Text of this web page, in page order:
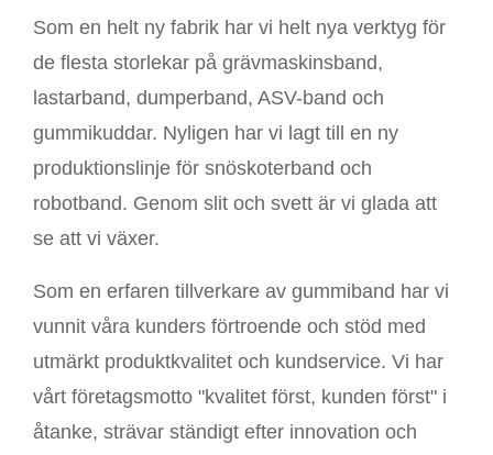
Som en helt ny fabrik har vi helt nya verktyg för
de flesta storlekar på grävmaskinsband,
lastarband, dumperband, ASV-band och
gummikuddar. Nyligen har vi lagt till en ny
produktionslinje för snöskoterband och
robotband. Genom slit och svett är vi glada att
se att vi växer.
Som en erfaren tillverkare av gummiband har vi
vunnit våra kunders förtroende och stöd med
utmärkt produktkvalitet och kundservice. Vi har
vårt företagsmotto "kvalitet först, kunden först" i
åtanke, strävar ständigt efter innovation och